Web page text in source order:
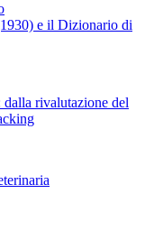
e il Dizionario di
dalla rivalutazione del